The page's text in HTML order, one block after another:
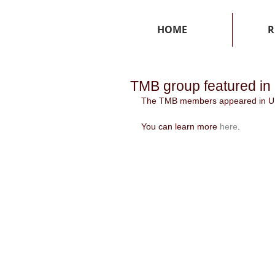
HOME
TMB group featured
The TMB members appeared in
You can learn more here